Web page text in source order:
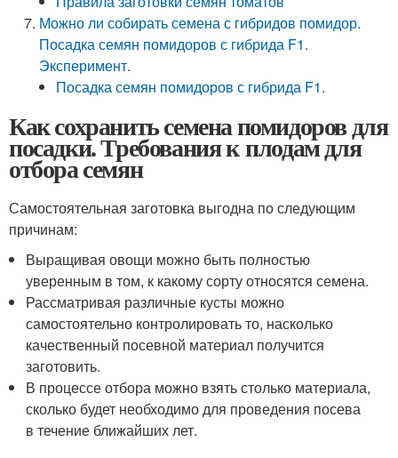
Можно ли собирать семена с гибридов помидор.
Посадка семян помидоров с гибрида F1.
Эксперимент.
Посадка семян помидоров с гибрида F1.
Как сохранить семена помидоров для
посадки. Требования к плодам для
отбора семян
Самостоятельная заготовка выгодна по следующим
причинам:
Выращивая овощи можно быть полностью
уверенным в том, к какому сорту относятся семена.
Рассматривая различные кусты можно
самостоятельно контролировать то, насколько
качественный посевной материал получится
заготовить.
В процессе отбора можно взять столько материала,
сколько будет необходимо для проведения посева
в течение ближайших лет.